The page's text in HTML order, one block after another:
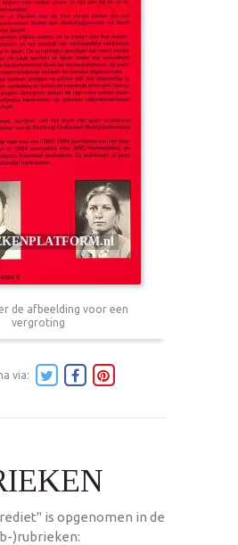
de afbeelding voor een
vergroting
via:
is opgenomen in de
)rubrieken: